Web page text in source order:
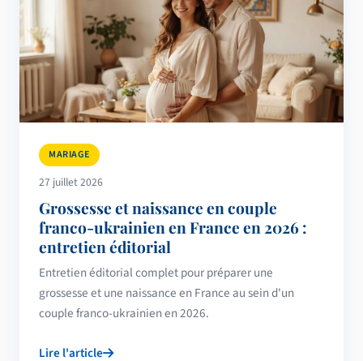
MARIAGE
27 juillet 2026
Grossesse et naissance en couple
franco-ukrainien en France en 2026 :
entretien éditorial
Entretien éditorial complet pour préparer une
grossesse et une naissance en France au sein d'un
couple franco-ukrainien en 2026.
Lire l'article